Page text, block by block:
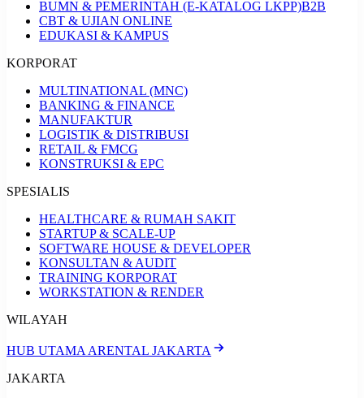
BUMN & PEMERINTAH (E-KATALOG LKPP)B2B
CBT & UJIAN ONLINE
EDUKASI & KAMPUS
KORPORAT
MULTINATIONAL (MNC)
BANKING & FINANCE
MANUFAKTUR
LOGISTIK & DISTRIBUSI
RETAIL & FMCG
KONSTRUKSI & EPC
SPESIALIS
HEALTHCARE & RUMAH SAKIT
STARTUP & SCALE-UP
SOFTWARE HOUSE & DEVELOPER
KONSULTAN & AUDIT
TRAINING KORPORAT
WORKSTATION & RENDER
WILAYAH
HUB UTAMA ARENTAL JAKARTA
JAKARTA